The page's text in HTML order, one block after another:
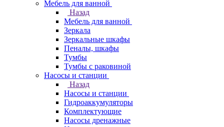
Мебель для ванной
Назад
Мебель для ванной
Зеркала
Зеркальные шкафы
Пеналы, шкафы
Тумбы
Тумбы с раковиной
Насосы и станции
Назад
Насосы и станции
Гидроаккумуляторы
Комплектующие
Насосы дренажные